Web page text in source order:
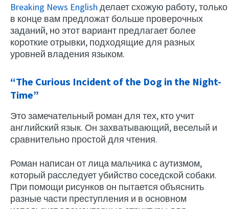
Breaking News English делает схожую работу, только
в конце вам предложат больше проверочных
заданий, но этот вариант предлагает более
короткие отрывки, подходящие для разных
уровней владения языком.
“The Curious Incident of the Dog in the Night-
Time”
Это замечательный роман для тех, кто учит
английский язык. Он захватывающий, веселый и
сравнительно простой для чтения.
Роман написан от лица мальчика с аутизмом,
который расследует убийство соседской собаки.
При помощи рисунков он пытается объяснить
разные части преступления и в основном